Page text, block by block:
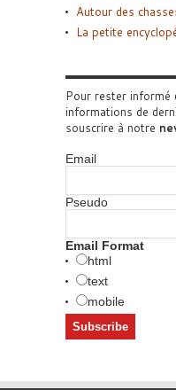
Autour des
La petite
Pour rester informé
informations de
souscrire à notre
Email
Pseudo
Email Format
html
text
mobile